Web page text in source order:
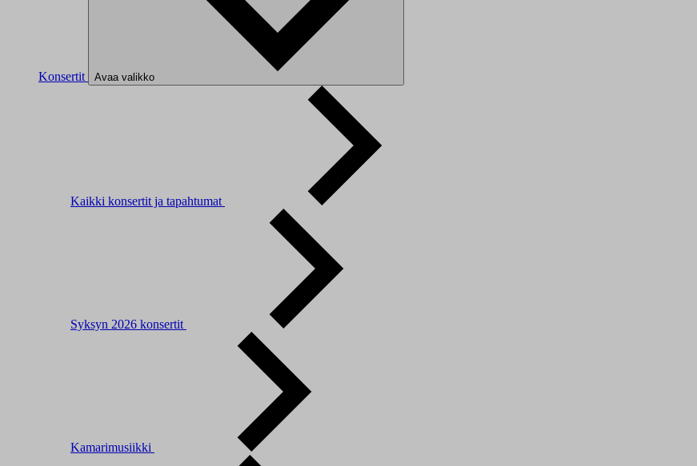
Konsertit Avaa valikko
Kaikki konsertit ja tapahtumat
Syksyn 2026 konsertit
Kamarimusiikki